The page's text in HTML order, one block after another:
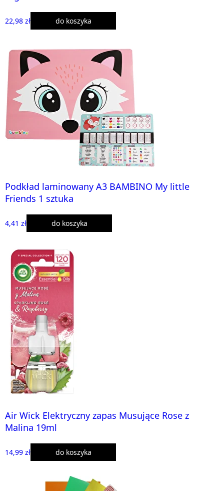
22,98 zł do koszyka
Podkład laminowany A3 BAMBINO My little
Friends 1 sztuka
4,41 zł do koszyka
Air Wick Elektryczny zapas Musujące Rose z
Malina 19ml
14,99 zł do koszyka